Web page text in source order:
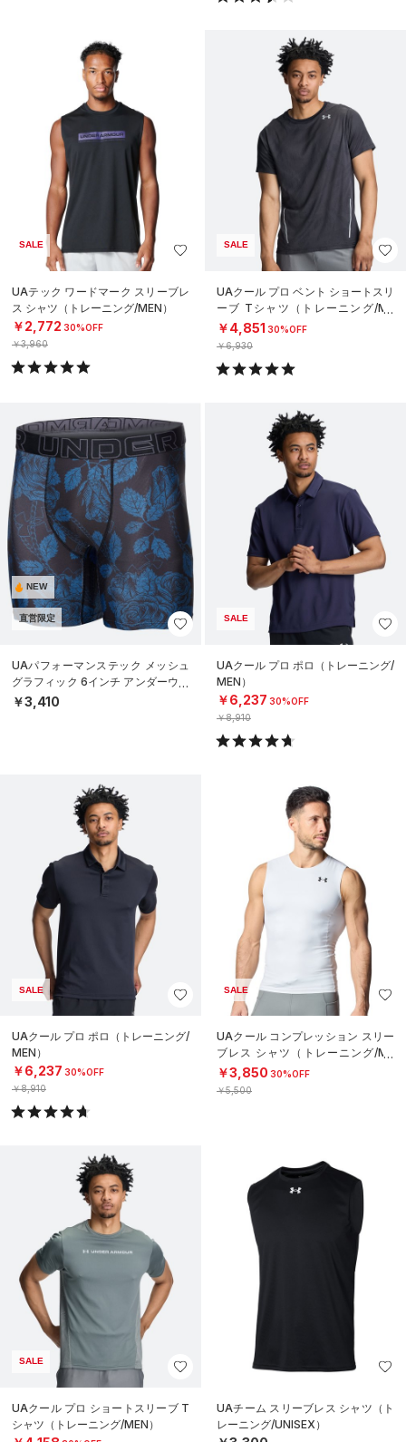
SALE
UAテック ワードマーク スリーブレ
ス シャツ（トレーニング/MEN）
￥2,772 30%OFF
￥3,960
SALE
UAクール プロ ベント ショートスリ
ーブ Tシャツ（トレーニング/ME
N）
￥4,851 30%OFF
￥6,930
NEW
直営限定
UAパフォーマンステック メッシュ
グラフィック 6インチ アンダーウェ
ア（トレーニング/MEN）
￥3,410
SALE
UAクール プロ ポロ（トレーニング/
MEN）
￥6,237 30%OFF
￥8,910
SALE
UAクール プロ ポロ（トレーニング/
MEN）
￥6,237 30%OFF
￥8,910
SALE
UAクール コンプレッション スリー
ブレス シャツ（トレーニング/ME
N）
￥3,850 30%OFF
￥5,500
SALE
UAクール プロ ショートスリーブ T
シャツ（トレーニング/MEN）
UAチーム スリーブレス シャツ（ト
レーニング/UNISEX）